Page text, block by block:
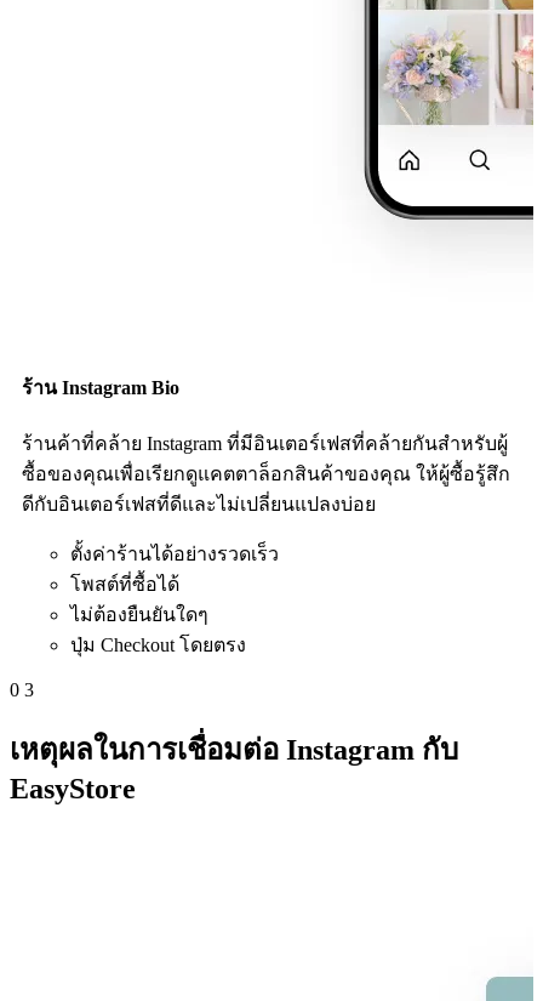
ร้าน Instagram Bio
ร้านค้าที่คล้าย Instagram ที่มีอินเตอร์เฟสที่คล้ายกันสำหรับผู้
ซื้อของคุณเพื่อเรียกดูแคตตาล็อกสินค้าของคุณ ให้ผู้ซื้อรู้สึก
ดีกับอินเตอร์เฟสที่ดีและไม่เปลี่ยนแปลงบ่อย
ตั้งค่าร้านได้อย่างรวดเร็ว
โพสต์ที่ซื้อได้
ไม่ต้องยืนยันใดๆ
ปุ่ม Checkout โดยตรง
0 3
เหตุผลในการเชื่อมต่อ Instagram กับ
EasyStore